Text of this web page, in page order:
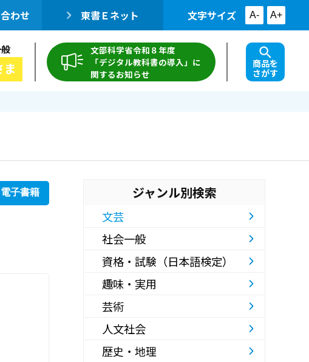
わせ 東書Ｅネット 文字サイズ A- A+
文部科学省令和８年度
「デジタル教科書の導入」に
関するお知らせ
商品を
さがす
電子書籍 ジャンル別検索
文芸
社会一般
資格・試験（日本語検定）
趣味・実用
芸術
人文社会
歴史・地理